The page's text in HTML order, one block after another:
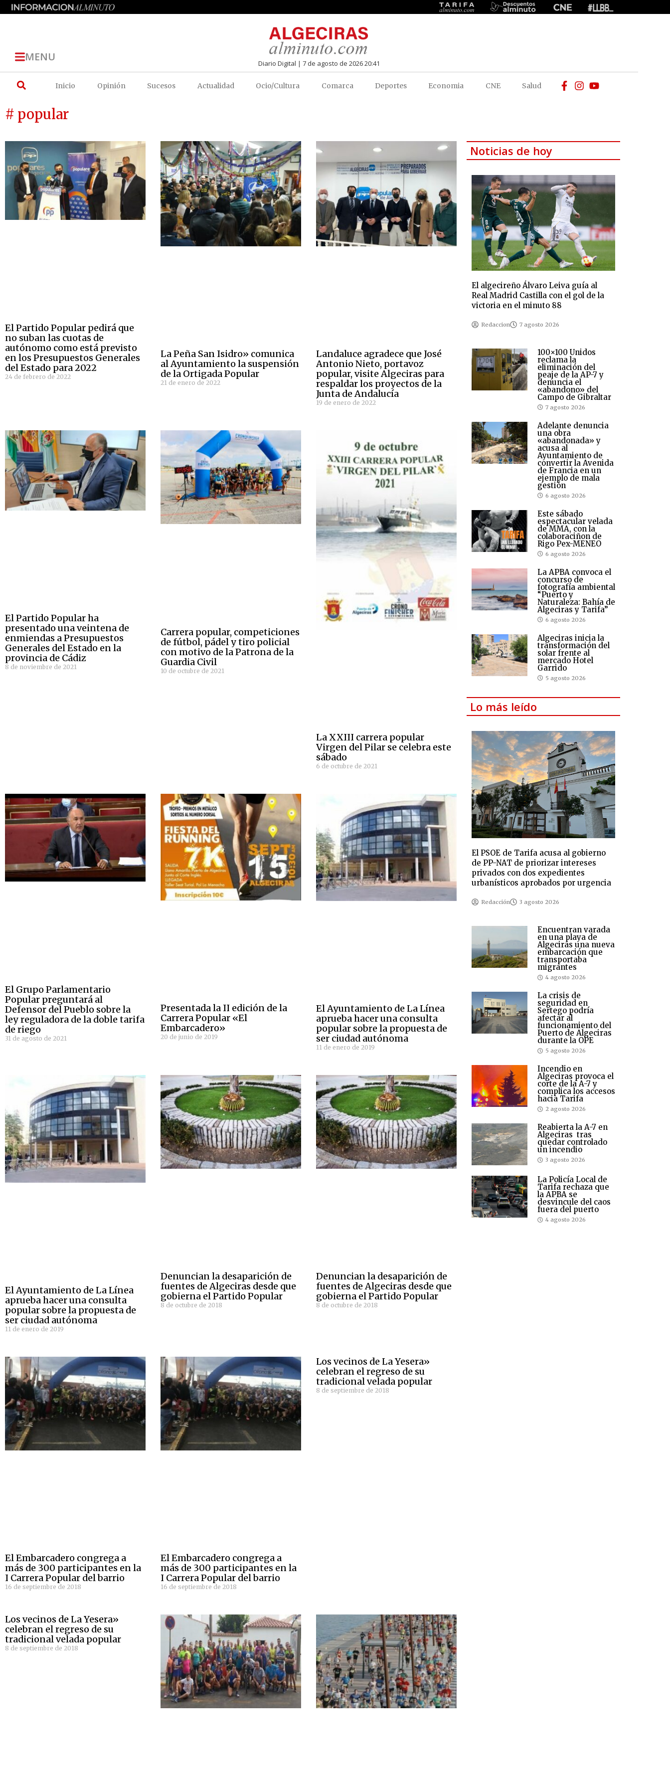
MENU Diario Digital | 7 de agosto de 2026 20:41
Inicio Opinión Sucesos Actualidad Ocio/Cultura Comarca Deportes Economia CNE Salud
# popular
El Partido Popular pedirá que
no suban las cuotas de
autónomo como está previsto
en los Presupuestos Generales
del Estado para 2022
24 de febrero de 2022
La Peña San Isidro» comunica
al Ayuntamiento la suspensión
de la Ortigada Popular
21 de enero de 2022
Landaluce agradece que José
Antonio Nieto, portavoz
popular, visite Algeciras para
respaldar los proyectos de la
Junta de Andalucía
19 de enero de 2022
El Partido Popular ha
presentado una veintena de
enmiendas a Presupuestos
Generales del Estado en la
provincia de Cádiz
8 de noviembre de 2021
Carrera popular, competiciones
de fútbol, pádel y tiro policial
con motivo de la Patrona de la
Guardia Civil
10 de octubre de 2021
La XXIII carrera popular
Virgen del Pilar se celebra este
sábado
6 de octubre de 2021
El Grupo Parlamentario
Popular preguntará al
Defensor del Pueblo sobre la
ley reguladora de la doble tarifa
de riego
31 de agosto de 2021
Presentada la II edición de la
Carrera Popular «El
Embarcadero»
20 de junio de 2019
El Ayuntamiento de La Línea
aprueba hacer una consulta
popular sobre la propuesta de
ser ciudad autónoma
11 de enero de 2019
El Ayuntamiento de La Línea
aprueba hacer una consulta
popular sobre la propuesta de
ser ciudad autónoma
11 de enero de 2019
Denuncian la desaparición de
fuentes de Algeciras desde que
gobierna el Partido Popular
8 de octubre de 2018
Denuncian la desaparición de
fuentes de Algeciras desde que
gobierna el Partido Popular
8 de octubre de 2018
El Embarcadero congrega a
más de 300 participantes en la
I Carrera Popular del barrio
16 de septiembre de 2018
El Embarcadero congrega a
más de 300 participantes en la
I Carrera Popular del barrio
16 de septiembre de 2018
Los vecinos de La Yesera»
celebran el regreso de su
tradicional velada popular
8 de septiembre de 2018
Los vecinos de La Yesera»
celebran el regreso de su
tradicional velada popular
8 de septiembre de 2018
Noticias de hoy
El algecireño Álvaro Leiva guía al
Real Madrid Castilla con el gol de la
victoria en el minuto 88
Redaccion 7 agosto 2026
100×100 Unidos
reclama la
eliminación del
peaje de la AP-7 y
denuncia el
«abandono» del
Campo de Gibraltar
7 agosto 2026
Adelante denuncia
una obra
«abandonada» y
acusa al
Ayuntamiento de
convertir la Avenida
de Francia en un
ejemplo de mala
gestión
6 agosto 2026
Este sábado
espectacular velada
de MMA, con la
colaboraciñon de
Rigo Pex-MENEO
6 agosto 2026
La APBA convoca el
concurso de
fotografía ambiental
“Puerto y
Naturaleza: Bahía de
Algeciras y Tarifa”
6 agosto 2026
Algeciras inicia la
transformación del
solar frente al
mercado Hotel
Garrido
5 agosto 2026
Lo más leído
El PSOE de Tarifa acusa al gobierno
de PP-NAT de priorizar intereses
privados con dos expedientes
urbanísticos aprobados por urgencia
Redacción 3 agosto 2026
Encuentran varada
en una playa de
Algeciras una nueva
embarcación que
transportaba
migrantes
4 agosto 2026
La crisis de
seguridad en
Sertego podría
afectar al
funcionamiento del
Puerto de Algeciras
durante la OPE
5 agosto 2026
Incendio en
Algeciras provoca el
corte de la A-7 y
complica los accesos
hacia Tarifa
2 agosto 2026
Reabierta la A-7 en
Algeciras tras
quedar controlado
un incendio
3 agosto 2026
La Policía Local de
Tarifa rechaza que
la APBA se
desvincule del caos
fuera del puerto
4 agosto 2026